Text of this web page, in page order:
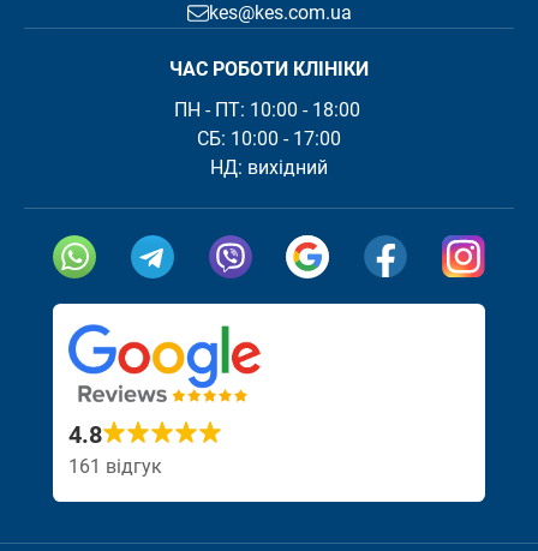
Посилання скопійовано Відвідайте
4.8
161 відгук
kes@kes.com.ua
ЧАС РОБОТИ КЛІНІКИ
ПН - ПТ: 10:00 - 18:00
СБ: 10:00 - 17:00